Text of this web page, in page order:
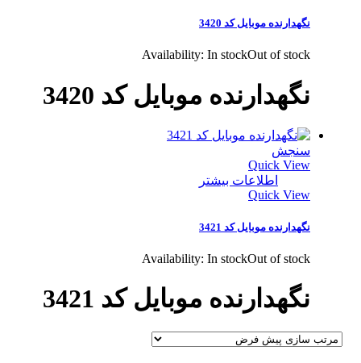
نگهدارنده موبایل کد 3420
Availability:In stockOut of stock
نگهدارنده موبایل کد 3420
سنجش
Quick View
اطلاعات بیشتر
Quick View
نگهدارنده موبایل کد 3421
Availability:In stockOut of stock
نگهدارنده موبایل کد 3421